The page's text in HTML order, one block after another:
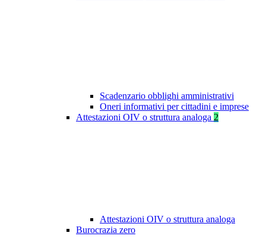
Scadenzario obblighi amministrativi
Oneri informativi per cittadini e imprese
Attestazioni OIV o struttura analoga 2
Attestazioni OIV o struttura analoga
Burocrazia zero